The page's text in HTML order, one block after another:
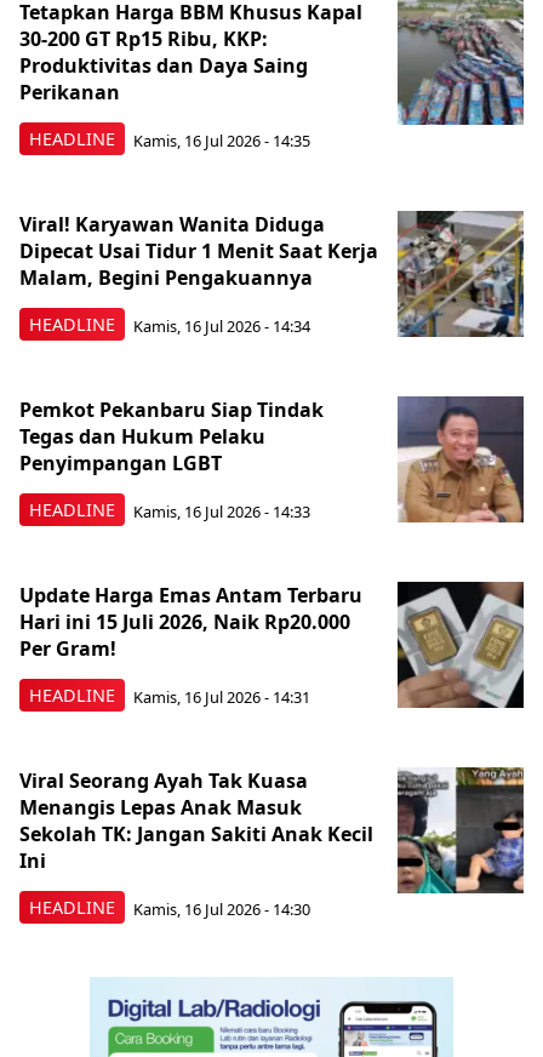
HEADLINE
Tetapkan Harga BBM Khusus Kapal
30-200 GT Rp15 Ribu, KKP:
Produktivitas dan Daya Saing
Perikanan
Kamis, 16 Jul 2026 - 14:35
HEADLINE
Viral! Karyawan Wanita Diduga
Dipecat Usai Tidur 1 Menit Saat Kerja
Malam, Begini Pengakuannya
Kamis, 16 Jul 2026 - 14:34
HEADLINE
Pemkot Pekanbaru Siap Tindak
Tegas dan Hukum Pelaku
Penyimpangan LGBT
Kamis, 16 Jul 2026 - 14:33
HEADLINE
Update Harga Emas Antam Terbaru
Hari ini 15 Juli 2026, Naik Rp20.000
Per Gram!
Kamis, 16 Jul 2026 - 14:31
HEADLINE
Viral Seorang Ayah Tak Kuasa
Menangis Lepas Anak Masuk
Sekolah TK: Jangan Sakiti Anak Kecil
Ini
Kamis, 16 Jul 2026 - 14:30